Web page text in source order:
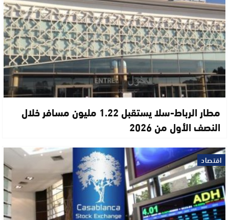
مطار الرباط-سلا يستقبل 1.22 مليون مسافر خلال
النصف الأول من 2026
اقتصاد